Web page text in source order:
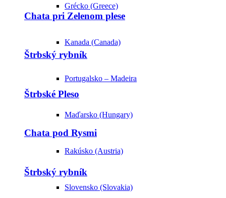
Grécko (Greece)
Kanada (Canada)
Portugalsko – Madeira
Maďarsko (Hungary)
Rakúsko (Austria)
Slovensko (Slovakia)
Chata pri Zelenom plese
Štrbský rybník
Štrbské Pleso
Chata pod Rysmi
Štrbský rybník